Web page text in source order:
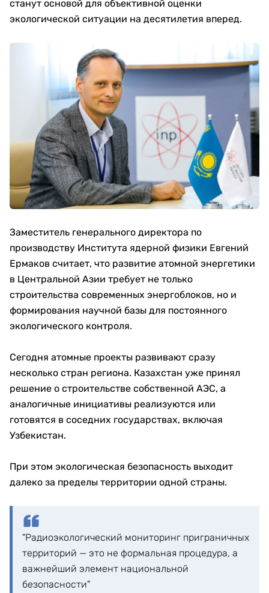
станут основой для объективной оценки
экологической ситуации на десятилетия вперед.
Заместитель генерального директора по
производству Института ядерной физики Евгений
Ермаков считает, что развитие атомной энергетики
в Центральной Азии требует не только
строительства современных энергоблоков, но и
формирования научной базы для постоянного
экологического контроля.
Сегодня атомные проекты развивают сразу
несколько стран региона. Казахстан уже принял
решение о строительстве собственной АЭС, а
аналогичные инициативы реализуются или
готовятся в соседних государствах, включая
Узбекистан.
При этом экологическая безопасность выходит
далеко за пределы территории одной страны.
"Радиоэкологический мониторинг приграничных
территорий — это не формальная процедура, а
важнейший элемент национальной
безопасности"